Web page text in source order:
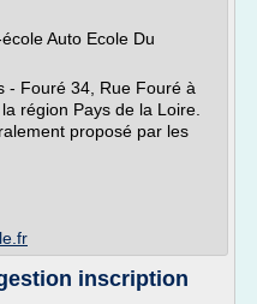
Auto Ecole Du
- Fouré 34, Rue Fouré à
région Pays de la Loire.
proposé par les
inscription